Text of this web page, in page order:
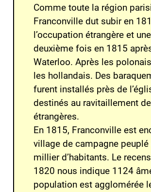
Comme toute la région
Franconville dut subir en
l’occupation étrangère et une
deuxième fois en 1815
Waterloo. Après les
les hollandais. Des
furent installés près de
destinés au ravitaillement
étrangères.
En 1815, Franconville est
village de campagne peuplé
millier d’habitants. Le
1820 nous indique 1124
population est agglomérée